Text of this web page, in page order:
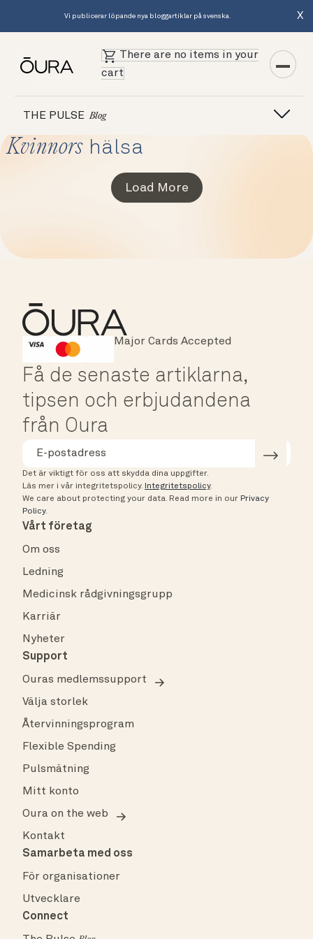
Vi publicerar löpande nya bloggartiklar på svenska. X
There are no items in your
cart
THE PULSE Blog
Kvinnorshälsa
Load More
HSA/FSA Eligible
Instant Checkout
Major Cards Accepted
Få de senaste artiklarna,
tipsen och erbjudandena
från Oura
Det är viktigt för oss att skydda dina uppgifter.
Läs mer i vår integritetspolicy. Integritetspolicy.
We care about protecting your data. Read more in our Privacy
Policy.
Vårt företag
Om oss
Ledning
Medicinsk rådgivningsgrupp
Karriär
Nyheter
Support
Ouras medlemssupport
Välja storlek
Återvinningsprogram
Flexible Spending
Pulsmätning
Mitt konto
Oura on the web
Kontakt
Samarbeta med oss
För organisationer
Utvecklare
Connect